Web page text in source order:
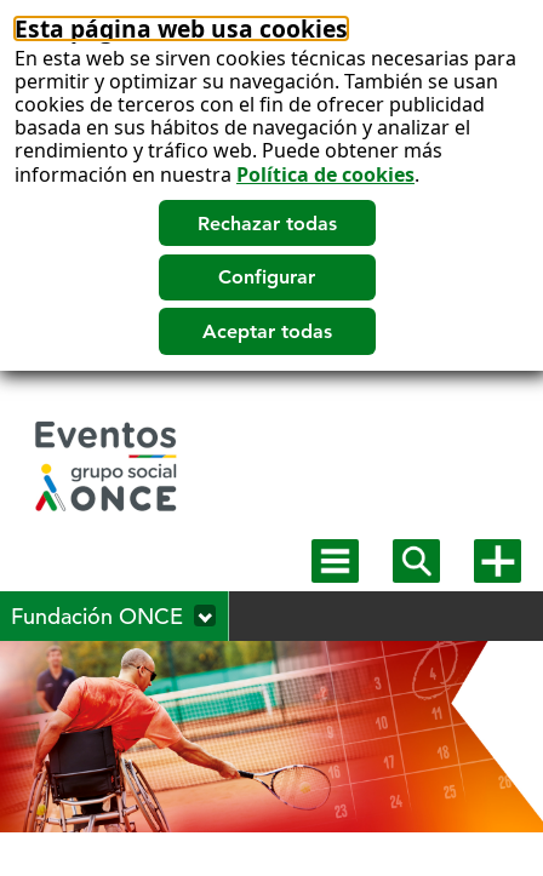
Esta página web usa cookies
En esta web se sirven cookies técnicas necesarias para
permitir y optimizar su navegación. También se usan
cookies de terceros con el fin de ofrecer publicidad
basada en sus hábitos de navegación y analizar el
rendimiento y tráfico web. Puede obtener más
información en nuestra Política de cookies.
Mostrar
menú
Mostrar
buscadormás
Fundación ONCE